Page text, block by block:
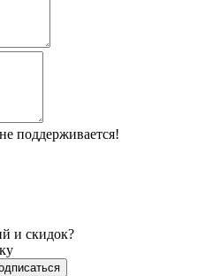
поддерживается!
и скидок?